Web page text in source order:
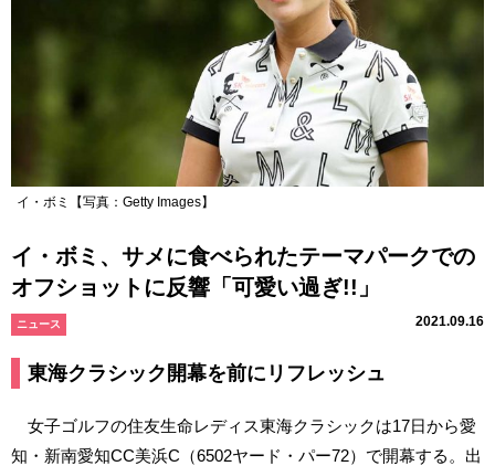
イ・ボミ【写真：Getty Images】
イ・ボミ、サメに食べられたテーマパークでの
オフショットに反響「可愛い過ぎ!!」
ニュース 2021.09.16
東海クラシック開幕を前にリフレッシュ
女子ゴルフの住友生命レディス東海クラシックは17日から愛
知・新南愛知CC美浜C（6502ヤード・パー72）で開幕する。出